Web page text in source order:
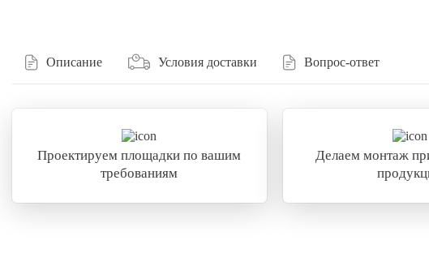
Описание Условия доставки Вопрос-ответ
Проектируем площадки по вашим
требованиям
Делаем монтаж